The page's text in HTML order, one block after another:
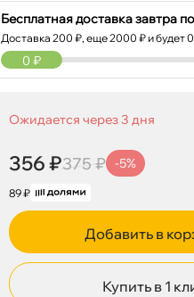
Бесплатная доставка завтра
Доставка200 ₽, еще2000 ₽ и будет
0 ₽
Ожидается через 3 дня
356 ₽375 ₽ -5%
89 ₽
Добавить в
Купить в 1
356 ₽375 ₽